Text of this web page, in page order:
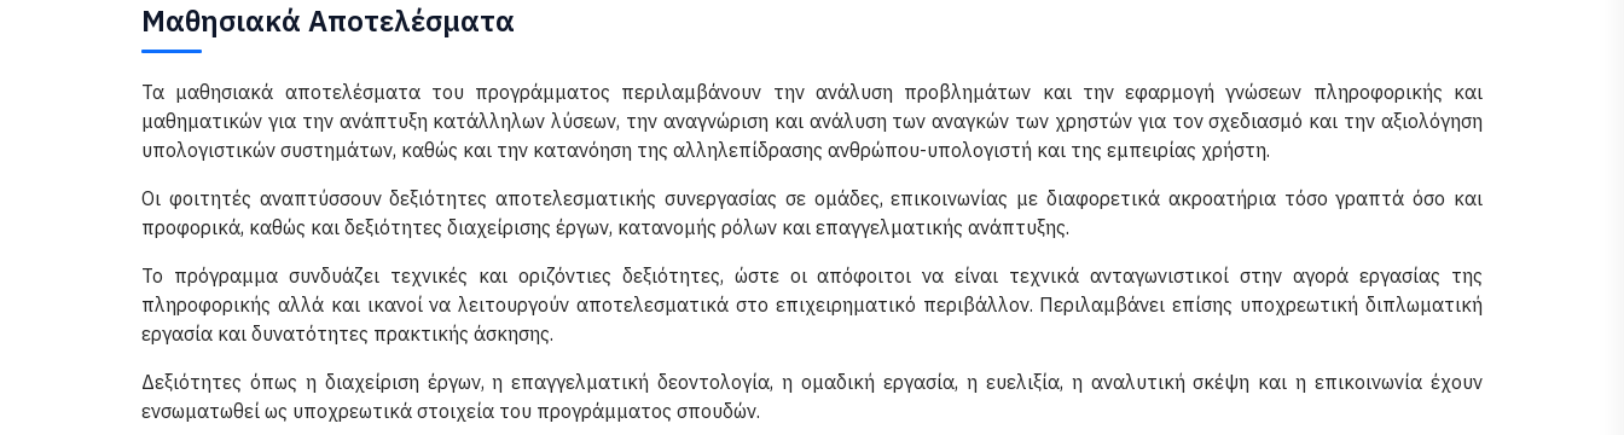
Μαθησιακά Αποτελέσματα
Τα μαθησιακά αποτελέσματα του προγράμματος περιλαμβάνουν την ανάλυση προβλημάτων και την εφαρμογή γνώσεων πληροφορικής και
μαθηματικών για την ανάπτυξη κατάλληλων λύσεων, την αναγνώριση και ανάλυση των αναγκών των χρηστών για τον σχεδιασμό και την αξιολόγηση
υπολογιστικών συστημάτων, καθώς και την κατανόηση της αλληλεπίδρασης ανθρώπου-υπολογιστή και της εμπειρίας χρήστη.
Οι φοιτητές αναπτύσσουν δεξιότητες αποτελεσματικής συνεργασίας σε ομάδες, επικοινωνίας με διαφορετικά ακροατήρια τόσο γραπτά όσο και
προφορικά, καθώς και δεξιότητες διαχείρισης έργων, κατανομής ρόλων και επαγγελματικής ανάπτυξης.
Το πρόγραμμα συνδυάζει τεχνικές και οριζόντιες δεξιότητες, ώστε οι απόφοιτοι να είναι τεχνικά ανταγωνιστικοί στην αγορά εργασίας της
πληροφορικής αλλά και ικανοί να λειτουργούν αποτελεσματικά στο επιχειρηματικό περιβάλλον. Περιλαμβάνει επίσης υποχρεωτική διπλωματική
εργασία και δυνατότητες πρακτικής άσκησης.
Δεξιότητες όπως η διαχείριση έργων, η επαγγελματική δεοντολογία, η ομαδική εργασία, η ευελιξία, η αναλυτική σκέψη και η επικοινωνία έχουν
ενσωματωθεί ως υποχρεωτικά στοιχεία του προγράμματος σπουδών.